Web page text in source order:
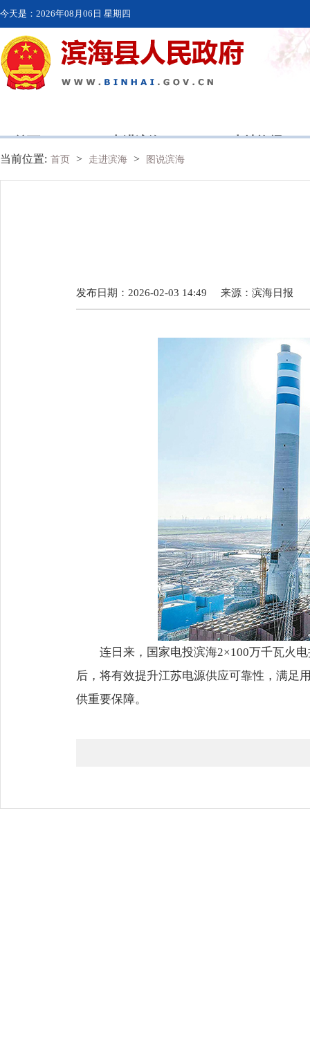
今天是： 2026年08月06日 星期四
首页 走进滨海 本地资讯
当前位置: 首页 > 走进滨海 > 图说滨海
发布日期：2026-02-03 14:49 来源： 滨海日报
连日来，国家电投滨海2×100万千瓦火
后，将有效提升江苏电源供应可靠性，满足
供重要保障。